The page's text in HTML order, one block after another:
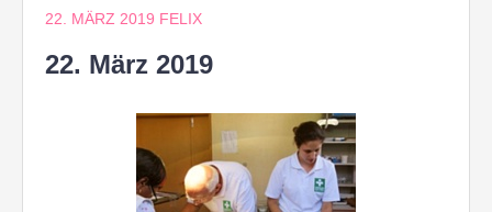
22. MÄRZ 2019 FELIX
22. März 2019